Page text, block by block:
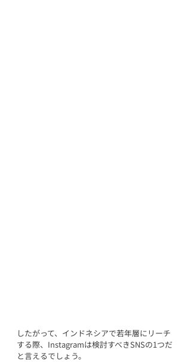
したがって、インドネシアで若年層にリーチ
する際、Instagramは検討すべきSNSの1つだ
と言えるでしょう。